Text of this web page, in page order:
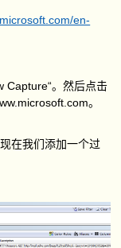
en-
Capture“。然后点击
。
在我们添加一个过